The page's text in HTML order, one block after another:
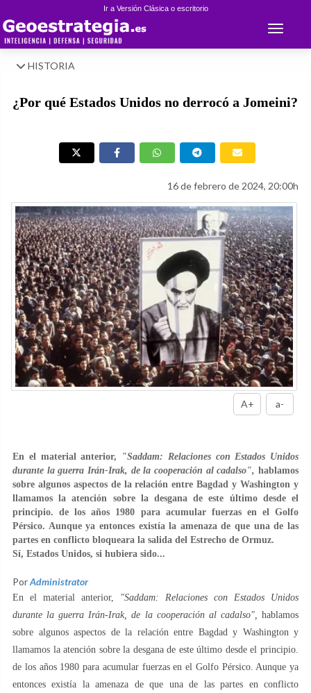
Ir a Versión Clásica o escritorio
Toggle
HISTORIA
¿Por qué Estados Unidos no derrocó a Jomeini?
16 de febrero de 2024, 20:00h
A+ a-
En el material anterior,
"Saddam: Relaciones con Estados Unidos
durante la guerra Irán-Irak, de la cooperación al cadalso", hablamos
sobre algunos aspectos de la relación entre Bagdad y Washington y
llamamos la atención sobre la desgana de este último desde el
principio. de los años 1980 para acumular fuerzas en el Golfo
Pérsico. Aunque ya entonces existía la amenaza de que una de las
partes en conflicto bloqueara la salida del Estrecho de Ormuz.
Sí, Estados Unidos, si hubiera sido...
PorAdministrator
En el material anterior, "Saddam: Relaciones con Estados Unidos
durante la guerra Irán-Irak, de la cooperación al cadalso",
hablamos
sobre algunos aspectos de la relación entre Bagdad y Washington y
llamamos la atención sobre la desgana de este último desde el principio.
de los años 1980 para acumular fuerzas en el Golfo Pérsico. Aunque ya
entonces existía la amenaza de que una de las partes en conflicto